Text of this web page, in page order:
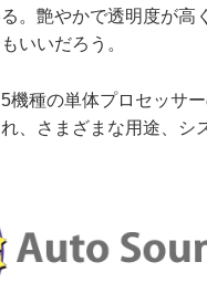
。艶やかで透明度が高
いいだろう。
種の単体プロセッサ
、さまざまな用途、シ